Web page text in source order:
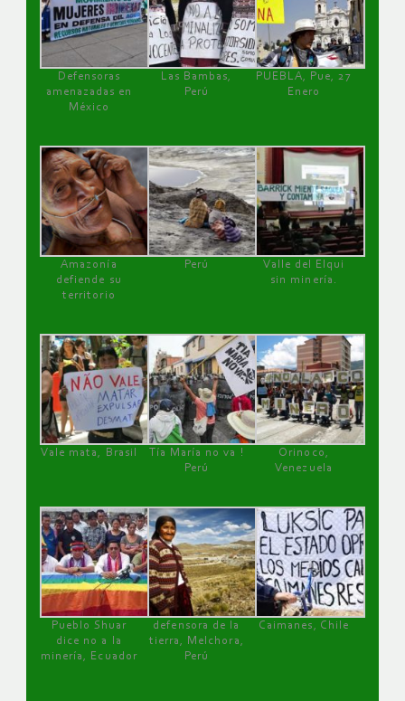
Defensoras
amenazadas en
México
Las Bambas,
Perú
PUEBLA, Pue, 27
Enero
Amazonía
defiende su
territorio
Perú
Valle del Elqui
sin minería.
Vale mata, Brasil
Tía María no va !
Perú
Orinoco,
Venezuela
Pueblo Shuar
dice no a la
minería, Ecuador
defensora de la
tierra, Melchora,
Perú
Caimanes, Chile